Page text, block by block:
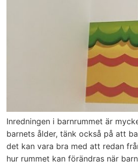
Inredningen i barnrummet är
barnets ålder, tänk också på att
det kan vara bra med att redan
hur rummet kan förändras när